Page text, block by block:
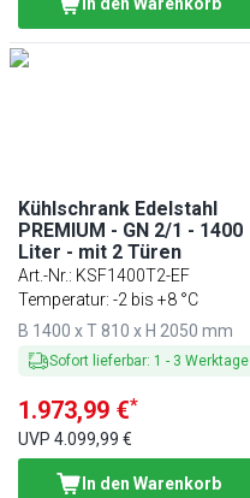
In den Warenkorb
Kühlschrank Edelstahl
PREMIUM - GN 2/1 - 1400
Liter - mit 2 Türen
Art.-Nr.: KSF1400T2-EF
Temperatur: -2 bis +8 °C
B 1400 x T 810 x H 2050 mm
Sofort lieferbar: 1 - 3 Werktage
1.973,99 €*
UVP 4.099,99 €
In den Warenkorb